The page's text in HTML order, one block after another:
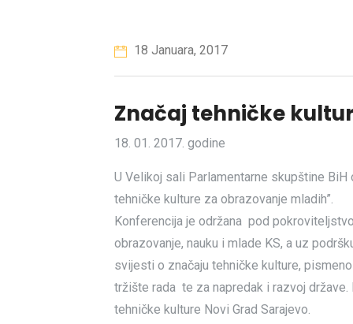
18 Januara, 2017
Značaj tehničke
18. 01. 2017. godine
U Velikoj sali Parlamentarne skupštine BiH
tehničke kulture za obrazovanje mladih”.
Konferencija je održana pod
obrazovanje, nauku i mlade KS, a uz
svijesti o značaju tehničke kulture,
tržište rada te za napredak i razvoj
tehničke kulture Novi Grad Sarajevo.